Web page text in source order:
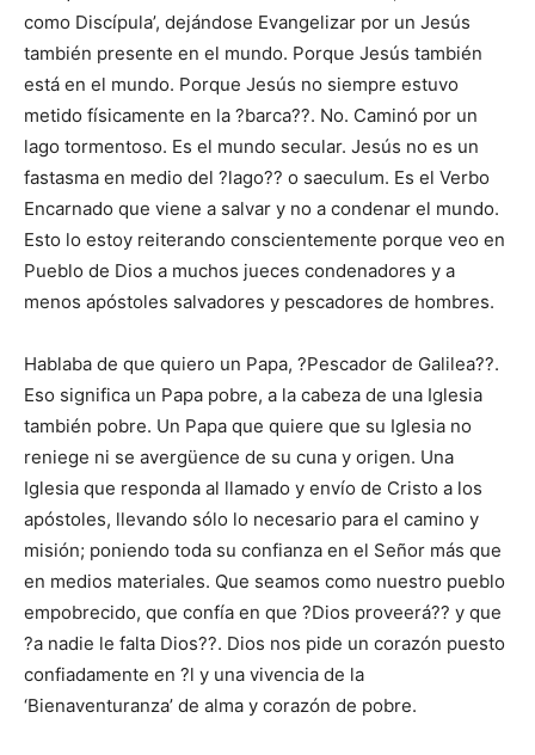
como Discípula’, dejándose Evangelizar por un Jesús
también presente en el mundo. Porque Jesús también
está en el mundo. Porque Jesús no siempre estuvo
metido físicamente en la ?barca??. No. Caminó por un
lago tormentoso. Es el mundo secular. Jesús no es un
fastasma en medio del ?lago?? o saeculum. Es el Verbo
Encarnado que viene a salvar y no a condenar el mundo.
Esto lo estoy reiterando conscientemente porque veo en
Pueblo de Dios a muchos jueces condenadores y a
menos apóstoles salvadores y pescadores de hombres.
Hablaba de que quiero un Papa, ?Pescador de Galilea??.
Eso significa un Papa pobre, a la cabeza de una Iglesia
también pobre. Un Papa que quiere que su Iglesia no
reniege ni se avergüence de su cuna y origen. Una
Iglesia que responda al llamado y envío de Cristo a los
apóstoles, llevando sólo lo necesario para el camino y
misión; poniendo toda su confianza en el Señor más que
en medios materiales. Que seamos como nuestro pueblo
empobrecido, que confía en que ?Dios proveerá?? y que
?a nadie le falta Dios??. Dios nos pide un corazón puesto
confiadamente en ?l y una vivencia de la
‘Bienaventuranza’ de alma y corazón de pobre.